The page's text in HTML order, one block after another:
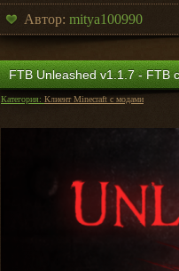
Автор: mitya100990
FTB Unleashed v1.1.7 - FTB
Категория: Клиент Minecraft с модами